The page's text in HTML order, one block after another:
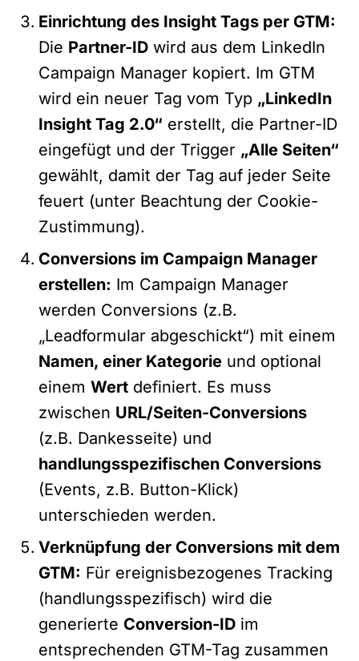
Einrichtung des Insight Tags per GTM:
Die Partner-ID wird aus dem LinkedIn
Campaign Manager kopiert. Im GTM
wird ein neuer Tag vom Typ „LinkedIn
Insight Tag 2.0“ erstellt, die Partner-ID
eingefügt und der Trigger „Alle Seiten“
gewählt, damit der Tag auf jeder Seite
feuert (unter Beachtung der Cookie-
Zustimmung).
Conversions im Campaign Manager
erstellen: Im Campaign Manager
werden Conversions (z.B.
„Leadformular abgeschickt“) mit einem
Namen, einer Kategorie und optional
einem Wert definiert. Es muss
zwischen URL/Seiten-Conversions
(z.B. Dankesseite) und
handlungsspezifischen Conversions
(Events, z.B. Button-Klick)
unterschieden werden.
Verknüpfung der Conversions mit dem
GTM: Für ereignisbezogenes Tracking
(handlungsspezifisch) wird die
generierte Conversion-ID im
entsprechenden GTM-Tag zusammen